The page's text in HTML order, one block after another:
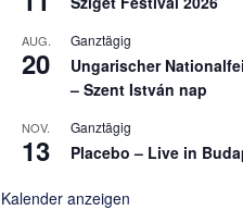
AUG.
20
Ganztägig
Ungarischer
– Szent István nap
NOV.
13
Ganztägig
Placebo – Live in
Kalender anzeigen